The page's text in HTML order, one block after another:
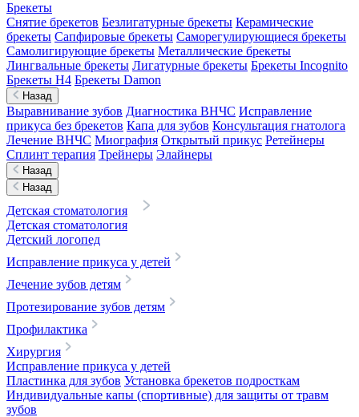
Брекеты
Снятие брекетов Безлигатурные брекеты Керамические
брекеты Сапфировые брекеты Саморегулирующиеся брекеты
Самолигирующие брекеты Металлические брекеты
Лингвальные брекеты Лигатурные брекеты Брекеты Incognito
Брекеты H4 Брекеты Damon
Назад
Выравнивание зубов Диагностика ВНЧС Исправление
прикуса без брекетов Капа для зубов Консультация гнатолога
Лечение ВНЧС Миография Открытый прикус Ретейнеры
Сплинт терапия Трейнеры Элайнеры
Назад
Назад
Детская стоматология
Детская стоматология
Детский логопед
Исправление прикуса у детей
Лечение зубов детям
Протезирование зубов детям
Профилактика
Хирургия
Исправление прикуса у детей
Пластинка для зубов Установка брекетов подросткам
Индивидуальные капы (спортивные) для защиты от травм
зубов